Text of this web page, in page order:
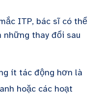
ITP, bác sĩ có thể
những thay đổi sau
ít tác động hơn là
hoặc các hoạt